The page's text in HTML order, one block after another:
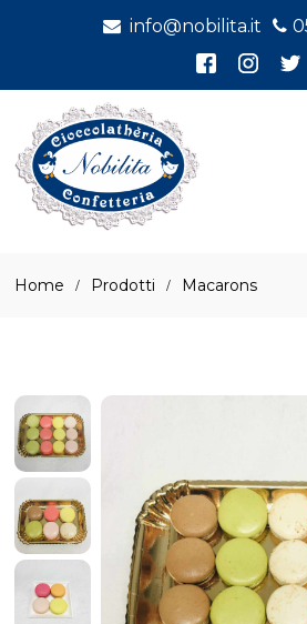
info@nobilita.it
Home Prodotti Macarons